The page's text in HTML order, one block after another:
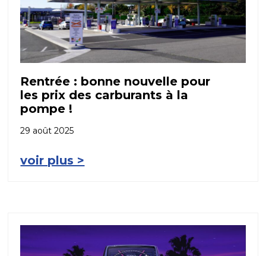
Rentrée : bonne nouvelle pour
les prix des carburants à la
pompe !
29 août 2025
voir plus >